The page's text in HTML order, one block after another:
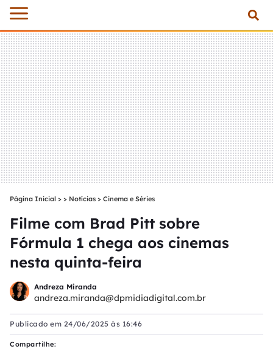
Página Inicial > Notícias > Cinema e Séries
Filme com Brad Pitt sobre
Fórmula 1 chega aos cinemas
nesta quinta-feira
Andreza Miranda
andreza.miranda@dpmidiadigital.com.br
Publicado em 24/06/2025 às 16:46
Compartilhe: